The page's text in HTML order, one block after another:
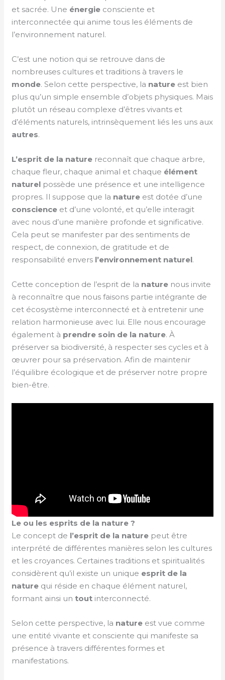
et sacrée. Une énergie consciente et
interconnectée qui anime tous les éléments de
l’environnement naturel.
C’est une notion qui se retrouve dans de
nombreuses cultures et traditions à travers le
monde. Selon cette perspective, la nature est bien
plus qu’un simple ensemble d’objets physiques. Mais
plutôt un réseau complexe d’êtres vivants et
d’éléments naturels, intrinsèquement liés les uns aux
autres.
L’esprit de la nature reconnaît que chaque arbre,
chaque fleur, chaque animal et chaque élément
naturel possède une présence et une intelligence
propres. Il suppose que la nature est dotée d’une
conscience et d’une volonté, et qu’elle interagit
avec nous d’une manière profonde et significative.
Cela peut se manifester par des sentiments de
respect, de connexion, de gratitude et de
responsabilité envers l’environnement naturel.
Cette conception de l’esprit de la nature nous invite
à reconnaître que nous faisons partie intégrante de
cet écosystème interconnecté et à entretenir une
relation harmonieuse avec lui. Elle nous encourage
également à prendre soin de la nature. À
préserver sa biodiversité, à respecter ses cycles et à
œuvrer pour sa préservation. Afin de maintenir
l’équilibre écologique et de préserver notre propre
bien-être.
Le ou les esprits de la nature ?
Le concept de l’esprit de la nature peut être
interprété de différentes manières selon les cultures
et les croyances. Certaines traditions et spiritualités
considèrent qu’il existe un unique esprit de la
nature qui réside en chaque élément naturel,
formant ainsi untout interconnecté.
Selon cette perspective, la nature est vue comme
une entité vivante et consciente qui manifeste sa
présence à travers différentes formes et
manifestations.